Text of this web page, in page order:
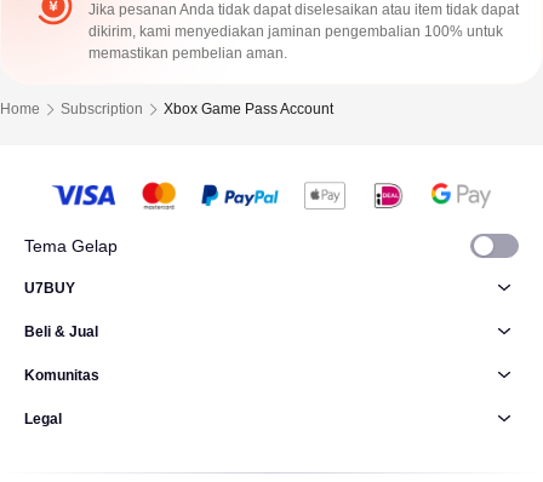
Jika pesanan Anda tidak dapat diselesaikan atau item tidak dapat
dikirim, kami menyediakan jaminan pengembalian 100% untuk
memastikan pembelian aman.
Home Subscription Xbox Game Pass Account
Tema Gelap
U7BUY
Beli & Jual
Komunitas
Legal